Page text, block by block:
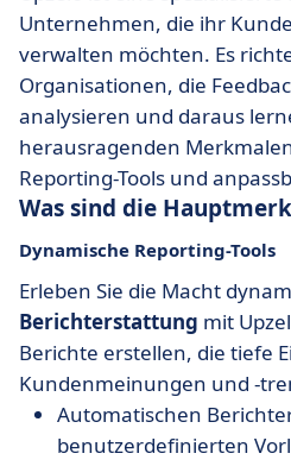
Unternehmen, die ihr
verwalten möchten. Es
Organisationen, die
analysieren und daraus
herausragenden
Reporting-Tools und
Was sind die
Dynamische Reporting-Tools
Erleben Sie die Macht
Berichterstattung mit
Berichte erstellen, die tiefe
Kundenmeinungen und -
Automatischen
benutzerdefinierten